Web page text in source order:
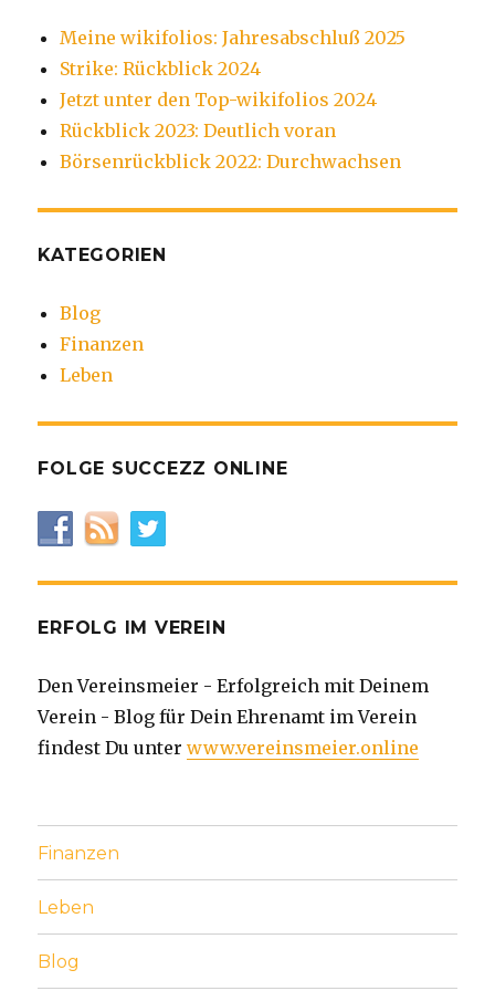
Meine wikifolios: Jahresabschluß 2025
Strike: Rückblick 2024
Jetzt unter den Top-wikifolios 2024
Rückblick 2023: Deutlich voran
Börsenrückblick 2022: Durchwachsen
KATEGORIEN
Blog
Finanzen
Leben
FOLGE SUCCEZZ ONLINE
ERFOLG IM VEREIN
Den Vereinsmeier - Erfolgreich mit Deinem
Verein - Blog für Dein Ehrenamt im Verein
findest Du unterwww.vereinsmeier.online
Finanzen
Leben
Blog